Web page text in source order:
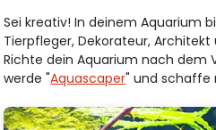
Sei kreativ! In deinem Aquarium
Tierpfleger, Dekorateur,
Richte dein Aquarium nach dem
werde "Aquascaper" und schaffe